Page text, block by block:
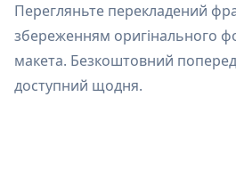
Перегляньте перекладений
збереженням оригінального
макета. Безкоштовний
доступний щодня.